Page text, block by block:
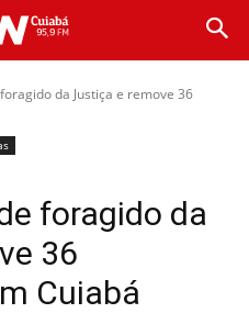
da Justiça e remove 36
foragido da
36
Cuiabá